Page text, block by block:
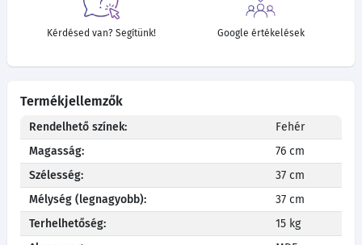
Kérdésed van? Segítünk! Google értékelések
Termékjellemzők
Rendelhető színek:
Fehér
Magasság:
76 cm
Szélesség:
37 cm
Mélység (legnagyobb):
37 cm
Terhelhetőség:
15 kg